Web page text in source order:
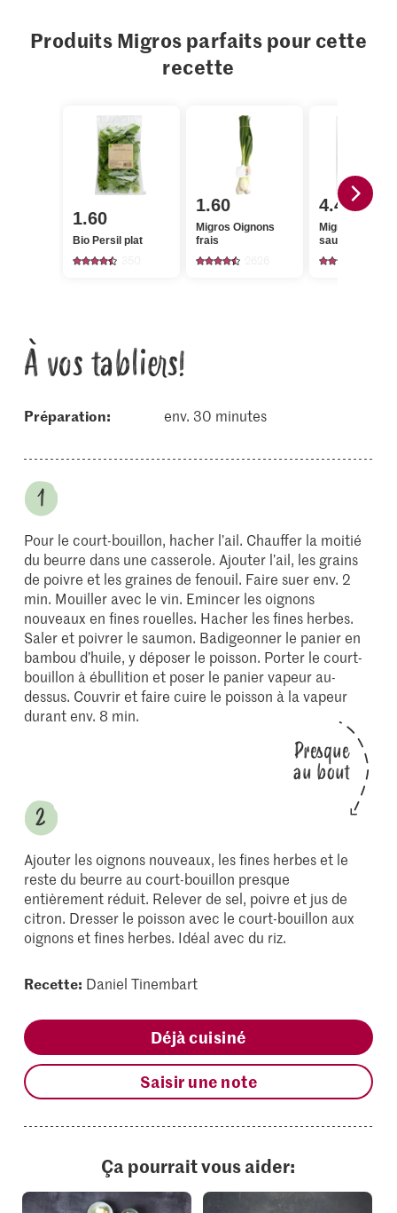
Produits Migros parfaits pour cette
recette
1.60
Bio Persil plat
1.60
Migros Oignons
frais
4.45
Migros Filet de
saumon sans
À vos tabliers!
Préparation: env. 30 minutes
Pour le court-bouillon, hacher l’ail. Chauffer la moitié
du beurre dans une casserole. Ajouter l’ail, les grains
de poivre et les graines de fenouil. Faire suer env. 2
min. Mouiller avec le vin. Emincer les oignons
nouveaux en fines rouelles. Hacher les fines herbes.
Saler et poivrer le saumon. Badigeonner le panier en
bambou d’huile, y déposer le poisson. Porter le court-
bouillon à ébullition et poser le panier vapeur au-
dessus. Couvrir et faire cuire le poisson à la vapeur
durant env. 8 min.
Presque
au bout
Ajouter les oignons nouveaux, les fines herbes et le
reste du beurre au court-bouillon presque
entièrement réduit. Relever de sel, poivre et jus de
citron. Dresser le poisson avec le court-bouillon aux
oignons et fines herbes. Idéal avec du riz.
Recette: Daniel Tinembart
Déjà cuisiné
Saisir une note
Ça pourrait vous aider: